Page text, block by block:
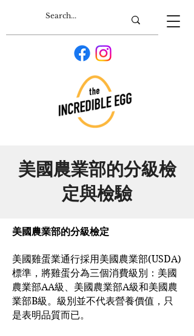
美國農業部的分級檢
定與檢驗
美國農業部的分級檢定
美國雞蛋業通行採用美國農業部(USDA)
標準，將雞蛋分為三個消費級別：美國
農業部AA級、美國農業部A級和美國農
業部B級。級別並不代表營養價值，只
是表明品質而已。